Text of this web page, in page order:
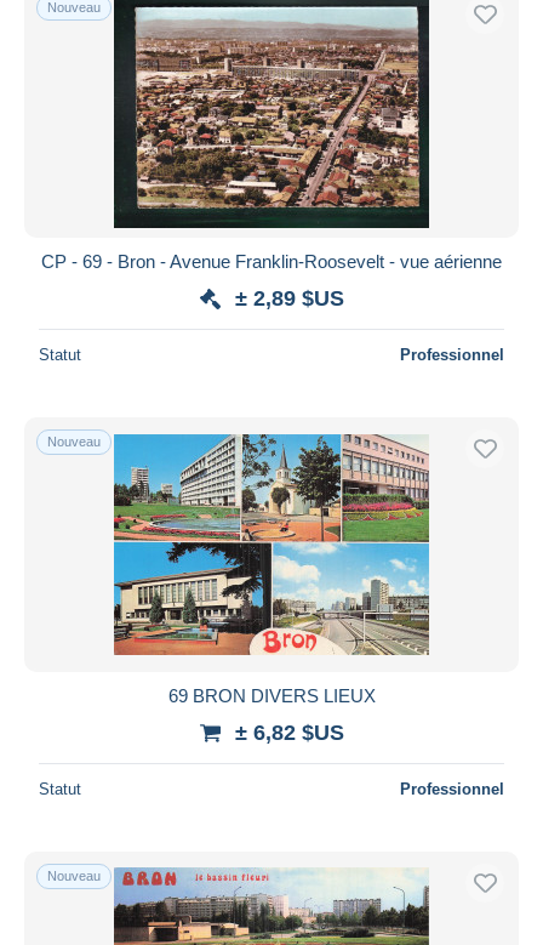
Uniquement en réduction
Livraison gratuite
Méthodes de paiement
PayPal
Virement bancaire
Visa
Mastercard
Bancontact
Tout désélectionner
Monde entier
Appliquer
Nouveau
CP - 69 - Bron - Avenue Franklin-Roosevelt - vue aérienne
± 2,89 $US
Statut Professionnel
Nouveau
69 BRON DIVERS LIEUX
± 6,82 $US
Statut Professionnel
Nouveau